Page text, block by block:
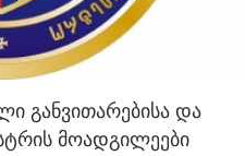
განვითარებისა და
მოადგილეები